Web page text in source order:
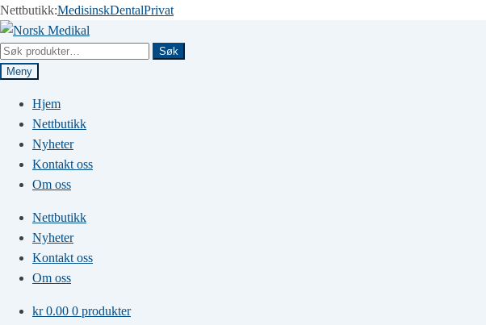
Nettbutikk:MedisinskDentalPrivat
Hopp
til
navigasjon
Hopp
til
innhold
Søk
etter:
Søk
Meny
Hjem
Nettbutikk
Nyheter
Kontakt oss
Om oss
Nettbutikk
Nyheter
Kontakt oss
Om oss
kr0.00 0 produkter